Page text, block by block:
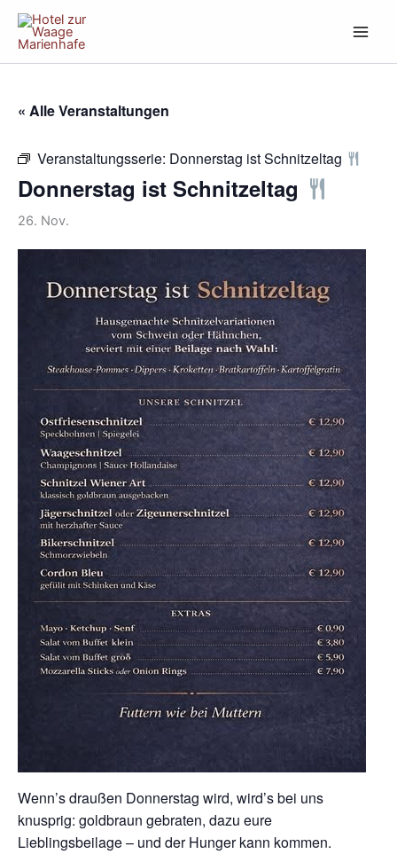
Zum
Inhalt
springen
« Alle Veranstaltungen
Veranstaltungsserie: Donnerstag ist Schnitzeltag
Donnerstag ist Schnitzeltag
26. Nov.
Wenn’s draußen Donnerstag wird, wird’s bei uns
knusprig: goldbraun gebraten, dazu eure
Lieblingsbeilage – und der Hunger kann kommen.